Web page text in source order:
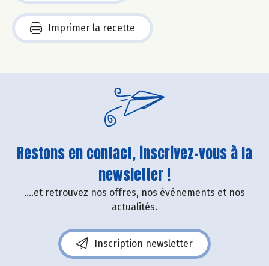
Imprimer la recette
Restons en contact, inscrivez-vous à la
newsletter !
....et retrouvez nos offres, nos événements et nos
actualités.
Inscription newsletter